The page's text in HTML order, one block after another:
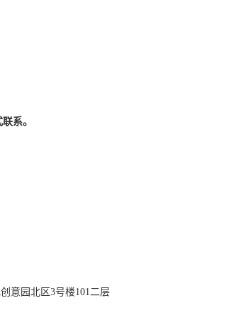
系。
意园北区3号楼101二层